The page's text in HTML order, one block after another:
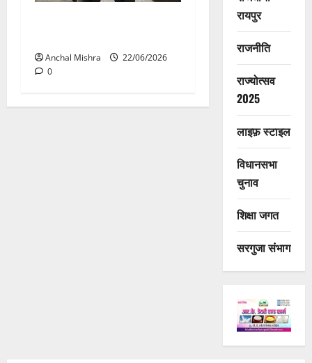
Anchal Mishra
22/06/2026
0
रायपुर
राजनीति
राज्योत्सव
2025
लाइफ़ स्टाइल
विधानसभा
चुनाव
शिक्षा जगत
सरगुजा संभाग